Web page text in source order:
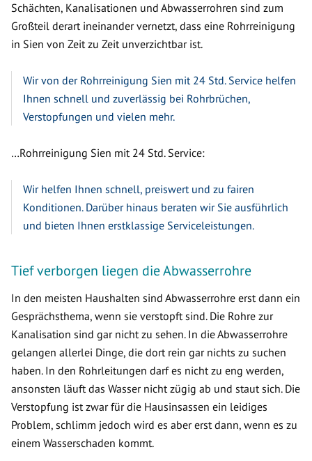
Schächten, Kanalisationen und Abwasserrohren sind zum
Großteil derart ineinander vernetzt, dass eine Rohrreinigung
in Sien von Zeit zu Zeit unverzichtbar ist.
Wir von der Rohrreinigung Sien mit 24 Std. Service helfen
Ihnen schnell und zuverlässig bei Rohrbrüchen,
Verstopfungen und vielen mehr.
…Rohrreinigung Sien mit 24 Std. Service:
Wir helfen Ihnen schnell, preiswert und zu fairen
Konditionen. Darüber hinaus beraten wir Sie ausführlich
und bieten Ihnen erstklassige Serviceleistungen.
Tief verborgen liegen die Abwasserrohre
In den meisten Haushalten sind Abwasserrohre erst dann ein
Gesprächsthema, wenn sie verstopft sind. Die Rohre zur
Kanalisation sind gar nicht zu sehen. In die Abwasserrohre
gelangen allerlei Dinge, die dort rein gar nichts zu suchen
haben. In den Rohrleitungen darf es nicht zu eng werden,
ansonsten läuft das Wasser nicht zügig ab und staut sich. Die
Verstopfung ist zwar für die Hausinsassen ein leidiges
Problem, schlimm jedoch wird es aber erst dann, wenn es zu
einem Wasserschaden kommt.